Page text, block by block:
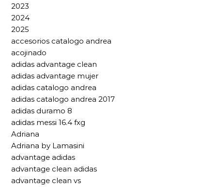
2023
2024
2025
accesorios catalogo andrea
acojinado
adidas advantage clean
adidas advantage mujer
adidas catalogo andrea
adidas catalogo andrea 2017
adidas duramo 8
adidas messi 16.4 fxg
Adriana
Adriana by Lamasini
advantage adidas
advantage clean adidas
advantage clean vs